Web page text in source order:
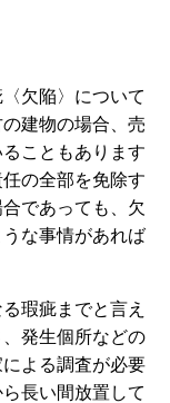
欠陥〉について
建物の場合、売
こともあります
の全部を免除す
であっても、欠
な事情があれば
瑕疵までと言え
発生個所などの
よる調査が必要
長い間放置して